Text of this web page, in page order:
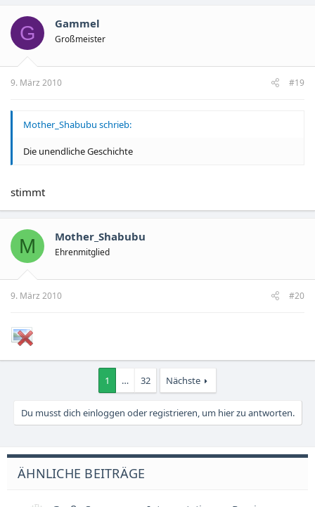
G Gammel
Großmeister
9. März 2010 #19
Mother_Shabubu schrieb:
Die unendliche Geschichte
stimmt
M Mother_Shabubu
Ehrenmitglied
9. März 2010 #20
1 … 32 Nächste
Du musst dich einloggen oder registrieren, um hier zu antworten.
ÄHNLICHE BEITRÄGE